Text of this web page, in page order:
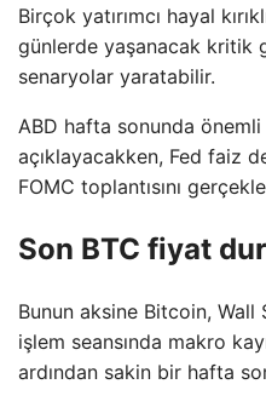
Birçok yatırımcı hayal
günlerde yaşanacak kritik
senaryolar yaratabilir.
ABD hafta sonunda
açıklayacakken, Fed faiz
FOMC toplantısını
Son BTC fiyat
Bunun aksine Bitcoin,
işlem seansında makro
ardından sakin bir hafta